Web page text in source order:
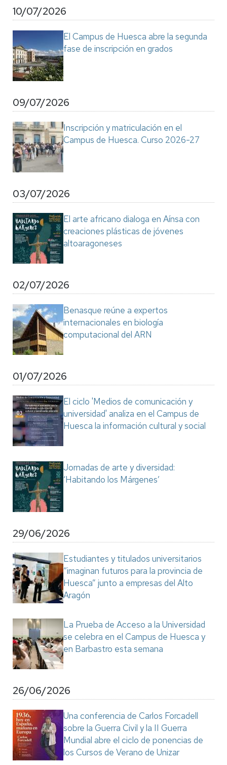
10/07/2026
El Campus de Huesca abre la segunda
fase de inscripción en grados
09/07/2026
Inscripción y matriculación en el
Campus de Huesca. Curso 2026-27
03/07/2026
El arte africano dialoga en Aínsa con
creaciones plásticas de jóvenes
altoaragoneses
02/07/2026
Benasque reúne a expertos
internacionales en biología
computacional del ARN
01/07/2026
El ciclo 'Medios de comunicación y
universidad' analiza en el Campus de
Huesca la información cultural y social
Jornadas de arte y diversidad:
‘Habitando los Márgenes’
29/06/2026
Estudiantes y titulados universitarios
“imaginan futuros para la provincia de
Huesca” junto a empresas del Alto
Aragón
La Prueba de Acceso a la Universidad
se celebra en el Campus de Huesca y
en Barbastro esta semana
26/06/2026
Una conferencia de Carlos Forcadell
sobre la Guerra Civil y la II Guerra
Mundial abre el ciclo de ponencias de
los Cursos de Verano de Unizar